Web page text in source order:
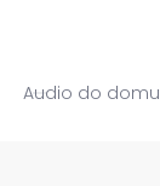
Audio do domu